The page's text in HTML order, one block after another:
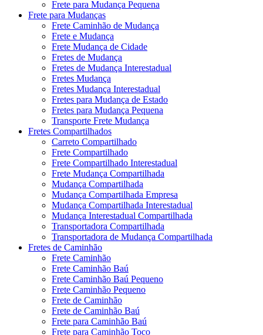
Frete para Mudança Pequena
Frete para Mudanças
Frete Caminhão de Mudança
Frete e Mudança
Frete Mudança de Cidade
Fretes de Mudança
Fretes de Mudança Interestadual
Fretes Mudança
Fretes Mudança Interestadual
Fretes para Mudança de Estado
Fretes para Mudança Pequena
Transporte Frete Mudança
Fretes Compartilhados
Carreto Compartilhado
Frete Compartilhado
Frete Compartilhado Interestadual
Frete Mudança Compartilhada
Mudança Compartilhada
Mudança Compartilhada Empresa
Mudança Compartilhada Interestadual
Mudança Interestadual Compartilhada
Transportadora Compartilhada
Transportadora de Mudança Compartilhada
Fretes de Caminhão
Frete Caminhão
Frete Caminhão Baú
Frete Caminhão Baú Pequeno
Frete Caminhão Pequeno
Frete de Caminhão
Frete de Caminhão Baú
Frete para Caminhão Baú
Frete para Caminhão Toco